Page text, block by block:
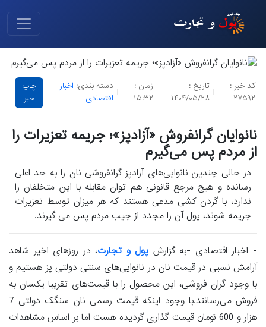
کد خبر :
۲۷۵۹۲
|
تاریخ :
۱۴۰۴/۰۵/۲۸
-
زمان :
۱۵:۳۲
|
دسته بندی: اخبار
اقتصادی
چاپ
خبر
نانوایان گرانفروش «آزادپز»؛ جریمه تعزیرات را
از مردم پس می‌گیرم
در حالی چندین نانوایی‌های آزادپز گرانفروشی نان را به حد اعلی
رسانده و هیج مرجع قانونی هم توان مقابله با این متخلفان را
ندارد، با گردن کشی مدعی هستند که هر میزان توسط تعزیرات
جریمه شوند، پول آن را مجدد از جیب مردم پس می گیرند.
- اخبار اقتصادی -به گزارش پول و تجارت، در روزهای اخیر شاهد
آرامش نسبی در قیمت نان در نانوایی‌های سنتی دولتی پز هستیم و
با وجود گران فروشی، این محصول را با قیمت‌های تقریبا یکسان به
فروش می‌رسانند.با وجود اینکه قیمت رسمی نان سنگک دولتی 7
هزار و 600 تومان قیمت گذاری گردیده هست اما بر اساس مشاهدات